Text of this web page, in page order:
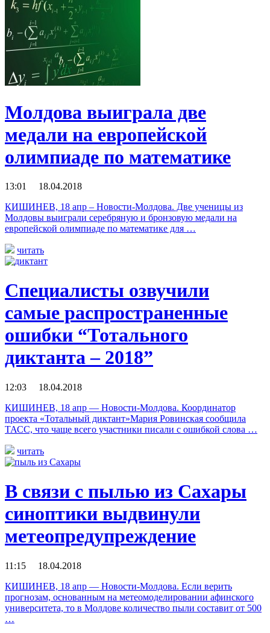
Молдова выиграла две
медали на европейской
олимпиаде по математике
13:01 18.04.2018
КИШИНЕВ, 18 апр – Новости-Молдова. Две ученицы из
Молдовы выиграли серебряную и бронзовую медали на
европейской олимпиаде по математике для …
читать
Специалисты озвучили
самые распространенные
ошибки “Тотального
диктанта – 2018”
12:03 18.04.2018
КИШИНЕВ, 18 апр — Новости-Молдова. Координатор
проекта «Тотальный диктант»Мария Ровинская сообщила
ТАСС, что чаще всего участники писали с ошибкой слова …
читать
В связи с пылью из Сахары
синоптики выдвинули
метеопредупреждение
11:15 18.04.2018
КИШИНЕВ, 18 апр — Новости-Молдова. Если верить
прогнозам, основанным на метеомоделировании афинского
университета, то в Молдове количество пыли составит от 500
…